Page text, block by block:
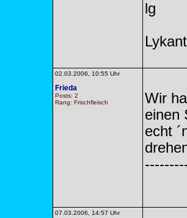
lg
02.03.2006, 10:55 Uhr
Frieda
Posts: 2
Rang: Frischfleisch
Wir
einen
echt
07.03.2006, 14:57 Uhr